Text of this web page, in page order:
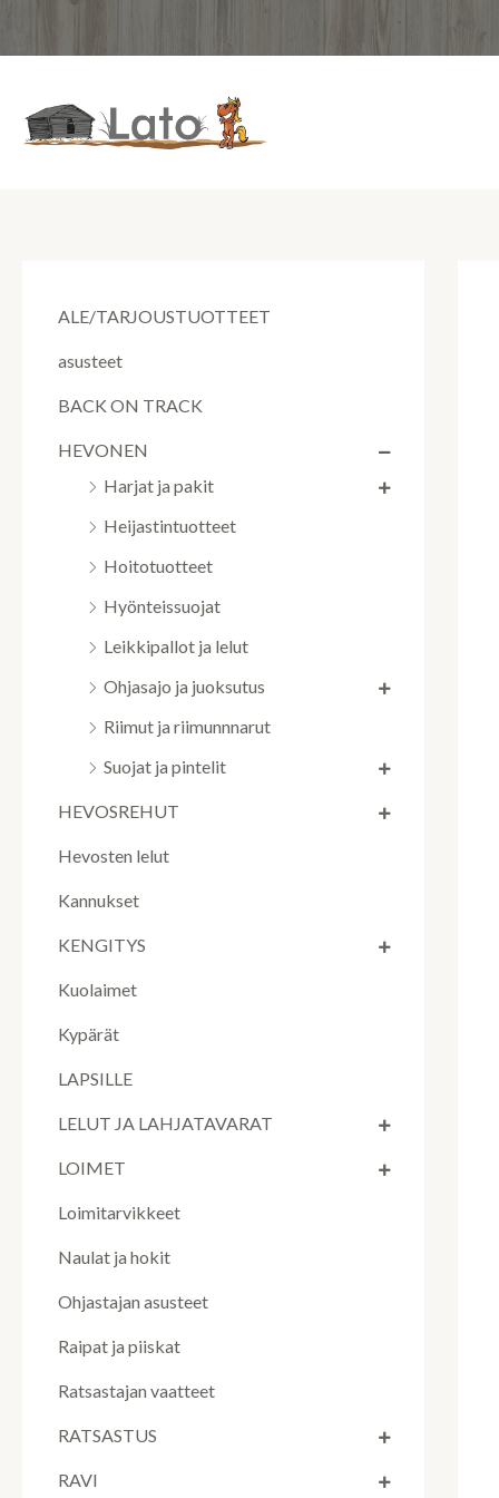
ALE/TARJOUSTUOTTEET
asusteet
BACK ON TRACK
HEVONEN
Harjat ja pakit
Heijastintuotteet
Hoitotuotteet
Hyönteissuojat
Leikkipallot ja lelut
Ohjasajo ja juoksutus
Riimut ja riimunnnarut
Suojat ja pintelit
HEVOSREHUT
Hevosten lelut
Kannukset
KENGITYS
Kuolaimet
Kypärät
LAPSILLE
LELUT JA LAHJATAVARAT
LOIMET
Loimitarvikkeet
Naulat ja hokit
Ohjastajan asusteet
Raipat ja piiskat
Ratsastajan vaatteet
RATSASTUS
RAVI